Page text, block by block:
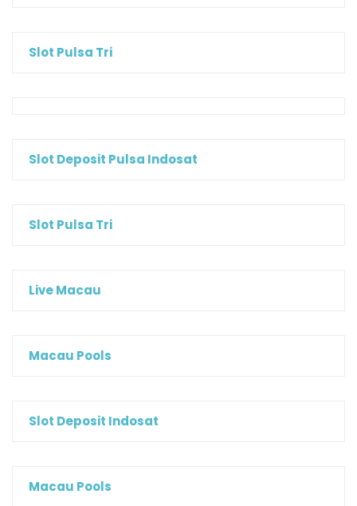
Slot Pulsa Tri
Slot Deposit Pulsa Indosat
Slot Pulsa Tri
Live Macau
Macau Pools
Slot Deposit Indosat
Macau Pools